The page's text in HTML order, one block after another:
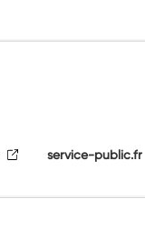
service-public.fr